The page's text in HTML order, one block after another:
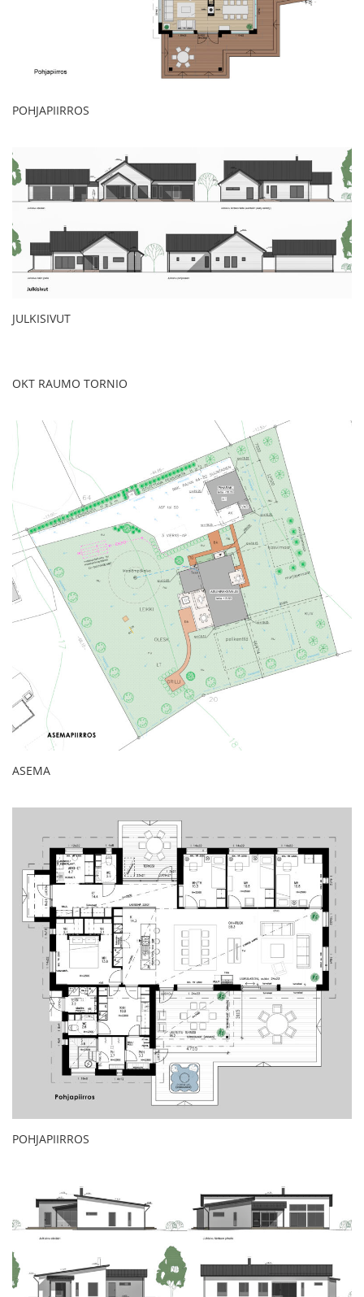
POHJAPIIRROS
JULKISIVUT
OKT RAUMO TORNIO
ASEMA
POHJAPIIRROS